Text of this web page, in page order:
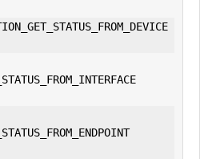
GET_STATUS
_FROM_INTERFACE
_FROM_ENDPOINT